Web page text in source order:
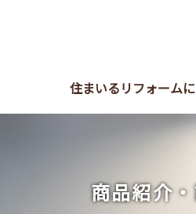
住まいるリフォーム
商品紹介